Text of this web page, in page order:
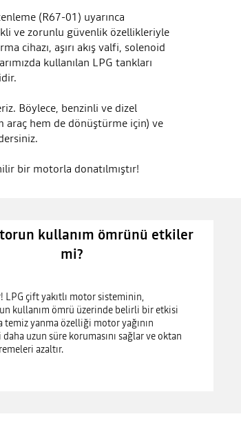
(R67-01) uyarınca
ve zorunlu güvenlik özellikleriyle
cihazı, aşırı akış valfi, solenoid
kullanılan LPG tankları
Böylece, benzinli ve dizel
araç hem de dönüştürme için) ve
bir motorla donatılmıştır!
kullanım ömrünü etkiler
mi?
LPG çift yakıtlı motor sisteminin,
kullanım ömrü üzerinde belirli bir etkisi
temiz yanma özelliği motor yağının
uzun süre korumasını sağlar ve oktan
azaltır.